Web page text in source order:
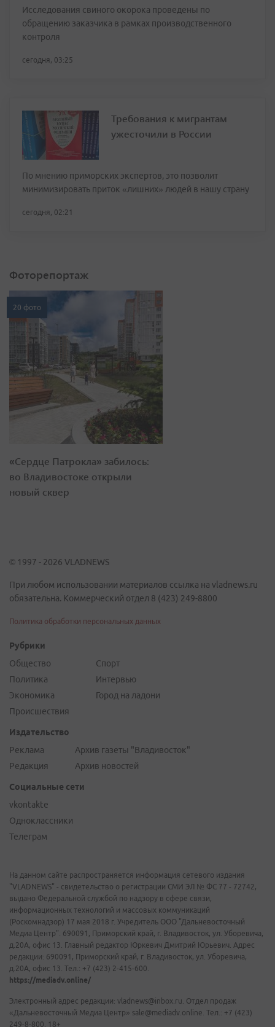
Исследования свиного окорока проведены по
обращению заказчика в рамках производственного
контроля
сегодня, 03:25
Требования к мигрантам
ужесточили в России
По мнению приморских экспертов, это позволит
минимизировать приток «лишних» людей в нашу страну
сегодня, 02:21
Фоторепортаж
20 фото
«Сердце Патрокла» забилось:
во Владивостоке открыли
новый сквер
© 1997 - 2026 VLADNEWS
При любом использовании материалов ссылка на vladnews.ru
обязательна. Коммерческий отдел 8 (423) 249-8800
Политика обработки персональных данных
Рубрики
Общество
Политика
Экономика
Происшествия
Спорт
Интервью
Город на ладони
Издательство
Реклама
Редакция
Архив газеты "Владивосток"
Архив новостей
Социальные сети
vkontakte
Одноклассники
Телеграм
На данном сайте распространяется информация сетевого издания
"VLADNEWS" - свидетельство о регистрации СМИ ЭЛ № ФС 77 - 72742,
выдано Федеральной службой по надзору в сфере связи,
информационных технологий и массовых коммуникаций
(Роскомнадзор) 17 мая 2018 г. Учредитель ООО "Дальневосточный
Медиа Центр". 690091, Приморский край, г. Владивосток, ул. Уборевича,
д.20А, офис 13. Главный редактор Юркевич Дмитрий Юрьевич. Адрес
редакции: 690091, Приморский край, г. Владивосток, ул. Уборевича,
д.20А, офис 13. Тел.: +7 (423) 2-415-600.
https://mediadv.online/
Электронный адрес редакции: vladnews@inbox.ru. Отдел продаж
«Дальневосточный Медиа Центр» sale@mediadv.online. Тел.: +7 (423)
249-8-800. 18+